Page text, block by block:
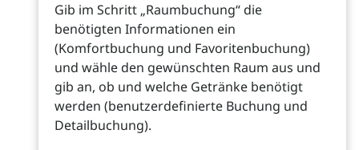
Gib im Schritt „Raumbuchung“ die
benötigten Informationen ein
(Komfortbuchung und Favoritenbuchung)
und wähle den gewünschten Raum aus und
gib an, ob und welche Getränke benötigt
werden (benutzerdefinierte Buchung und
Detailbuchung).